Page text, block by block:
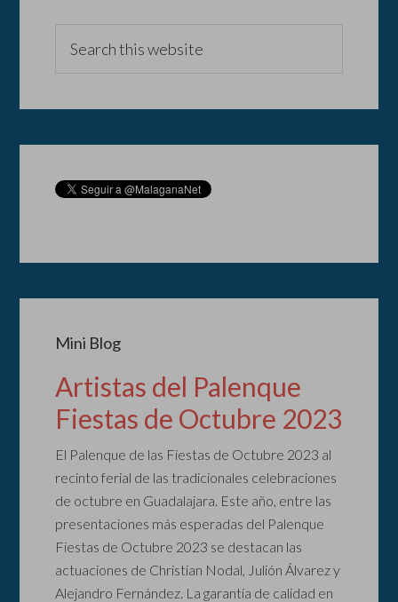
Mini Blog
Artistas del Palenque
Fiestas de Octubre 2023
El Palenque de las Fiestas de Octubre 2023 al
recinto ferial de las tradicionales celebraciones
de octubre en Guadalajara. Este año, entre las
presentaciones más esperadas del Palenque
Fiestas de Octubre 2023 se destacan las
actuaciones de Christian Nodal, Julión Álvarez y
Alejandro Fernández. La garantía de calidad en